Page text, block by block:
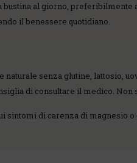
bustina al giorno,
il benessere quotidiano.
senza glutine, lattosio,
di consultare il medico. Non
sintomi di carenza di magnesio